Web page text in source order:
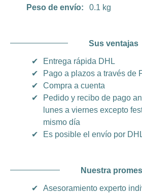
Peso de envío: 0.1 kg
Sus ventajas
✔
Entrega rápida DHL
✔
Pago a plazos a través de
✔
Compra a cuenta
✔
Pedido y recibo de pago
lunes a viernes excepto
mismo día
✔
Es posible el envío por
Nuestra
✔
Asesoramiento experto